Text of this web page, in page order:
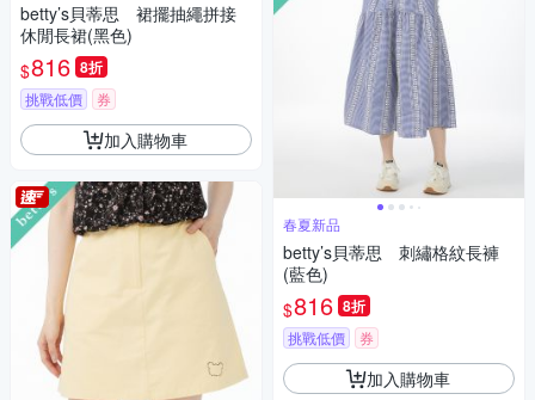
betty’s貝蒂思 裙擺抽繩拼接
休閒長裙(黑色)
$816 8折
挑戰低價 券
加入購物車
春夏新品
betty’s貝蒂思 刺繡格紋長褲
(藍色)
$816 8折
挑戰低價 券
加入購物車